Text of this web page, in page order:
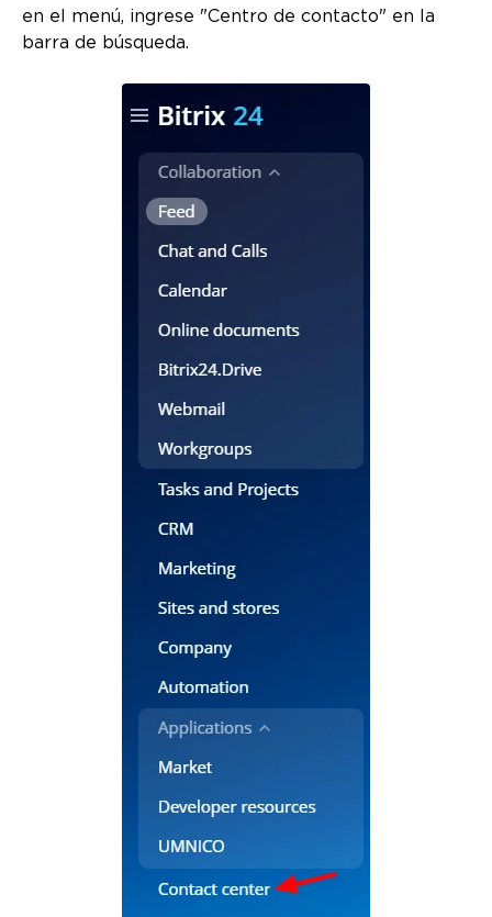
en el menú, ingrese "Centro de contacto" en la
barra de búsqueda.